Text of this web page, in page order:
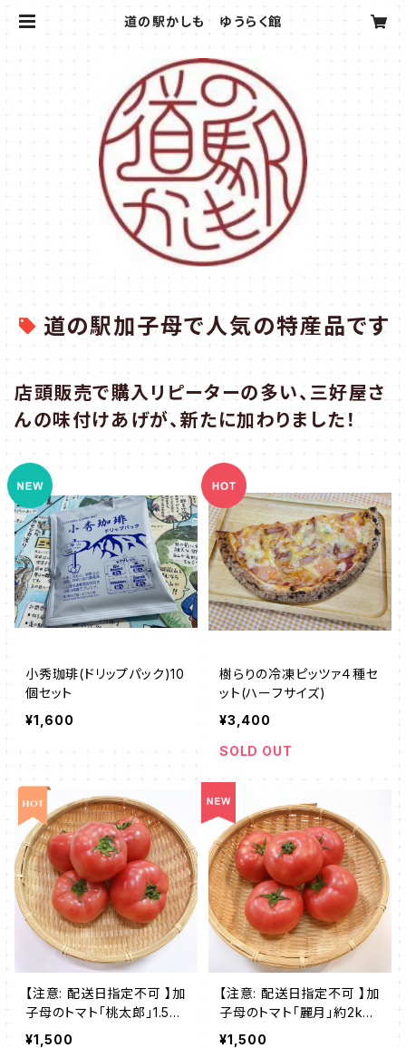
道の駅かしも ゆうらく館
道の駅加子母で人気の特産品です
店頭販売で購入リピーターの多い、三好屋さ
んの味付けあげが、新たに加わりました！
小秀珈琲(ドリップパック)10
個セット
¥1,600
樹らりの冷凍ピッツァ４種セ
ット(ハーフサイズ)
¥3,400
SOLD OUT
【注意: 配送日指定不可 】加
子母のトマト「桃太郎」1.5kg
¥1,500
【注意: 配送日指定不可 】加
子母のトマト「麗月」約2kg
入
¥1,500